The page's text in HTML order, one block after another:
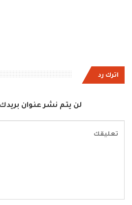
اترك رد
لن يتم نشر عنوان بريدك